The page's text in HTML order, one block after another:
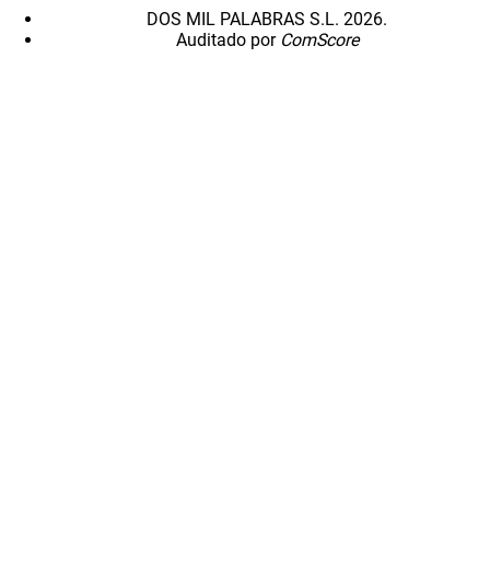
DOS MIL PALABRAS S.L. 2026.
Auditado por ComScore